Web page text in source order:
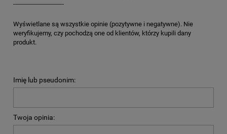
Wyświetlane są wszystkie opinie (pozytywne i negatywne). Nie
weryfikujemy, czy pochodzą one od klientów, którzy kupili dany
produkt.
Imię lub pseudonim:
Twoja opinia: